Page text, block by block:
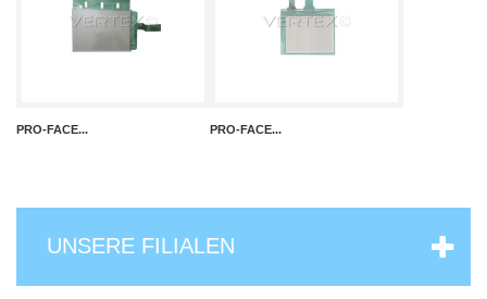
PRO-FACE... PRO-FACE...
UNSERE FILIALEN